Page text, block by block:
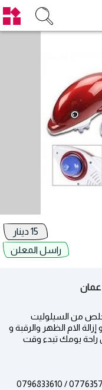
راسل المعلن
عمان
من السيلوليت
الام الظهر والرقبة و
راحة يومك تبدء وقت